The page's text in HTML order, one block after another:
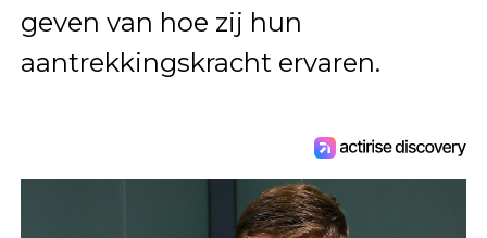
geven van hoe zij hun
aantrekkingskracht ervaren.